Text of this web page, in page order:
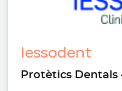
Iessodent
Protètics Dentals